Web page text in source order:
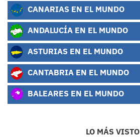
CANARIAS EN EL MUNDO
ANDALUCÍA EN EL MUNDO
ASTURIAS EN EL MUNDO
CANTABRIA EN EL MUNDO
BALEARES EN EL MUNDO
LO MÁS VISTO